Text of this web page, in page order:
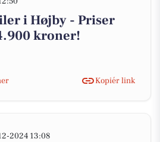
i Højby - Priser
kroner!
Kopiér link
2024 13:08